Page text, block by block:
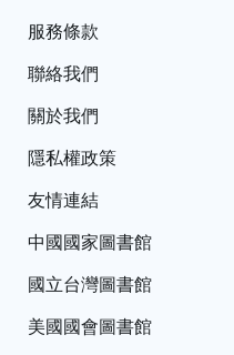
服務條款
聯絡我們
關於我們
隱私權政策
友情連結
中國國家圖書館
國立台灣圖書館
美國國會圖書館